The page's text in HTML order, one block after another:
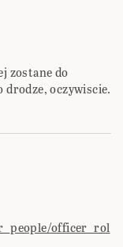
zostane do
oczywiscie.
officer_rol